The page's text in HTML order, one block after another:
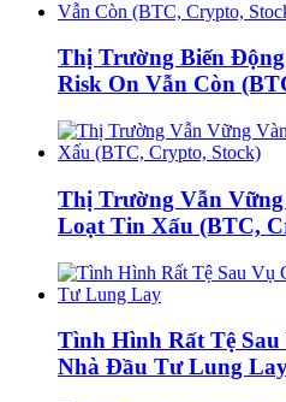
Thị Trường Biến
Risk On Vẫn Còn
Thị Trường Vẫn
Loạt Tin Xấu (BTC,
Tình Hình Rất Tệ
Nhà Đầu Tư Lung